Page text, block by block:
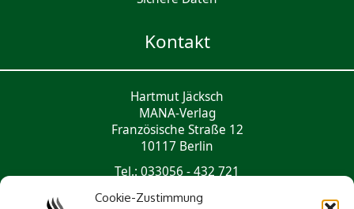
Cookie-Zustimmung
Kontakt
Hartmut Jäcksch
MANA-Verlag
Französische Straße 12
10117 Berlin
Tel.: 033056 - 432 721